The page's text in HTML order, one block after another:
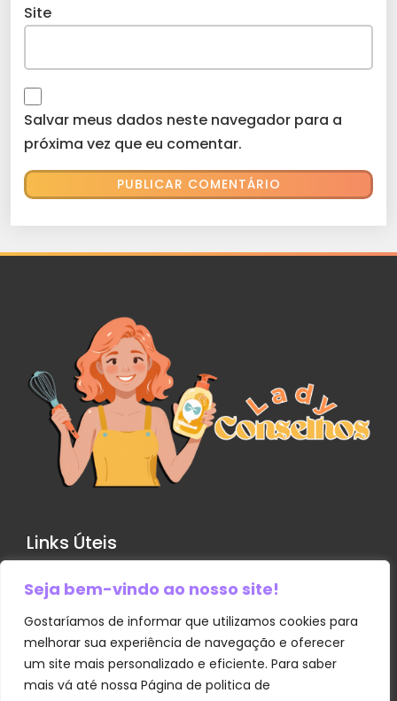
Seja bem-vindo ao nosso site!
Gostaríamos de informar que utilizamos cookies para
melhorar sua experiência de navegação e oferecer
um site mais personalizado e eficiente. Para saber
mais vá até nossa Página de politica de
Site
Salvar meus dados neste navegador para a
próxima vez que eu comentar.
Links Úteis
Contato
Política de Privacidade
Sobre Nós
Termos e Condições